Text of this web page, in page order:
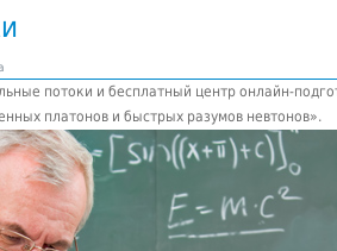
потоки и бесплатный центр онлайн-
платонов и быстрых разумов невтонов».